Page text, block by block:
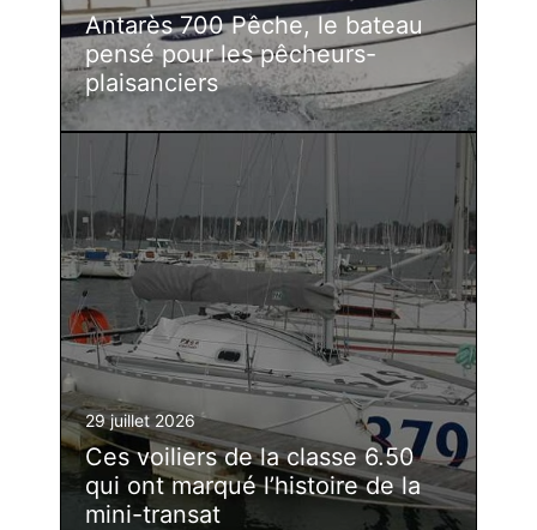
Antarès 700 Pêche, le bateau
pensé pour les pêcheurs-
plaisanciers
29 juillet 2026
Ces voiliers de la classe 6.50
qui ont marqué l’histoire de la
mini-transat